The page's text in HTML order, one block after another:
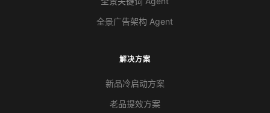
全景广告架构 Agent
解决方案
新品冷启动方案
老品提效方案